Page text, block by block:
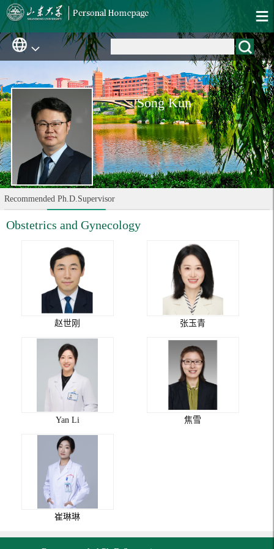
Song Kun
Recommended Ph.D.Supervisor
Obstetrics and Gynecology
赵世刚 张玉青
Yan Li 焦雪
崔琳琳